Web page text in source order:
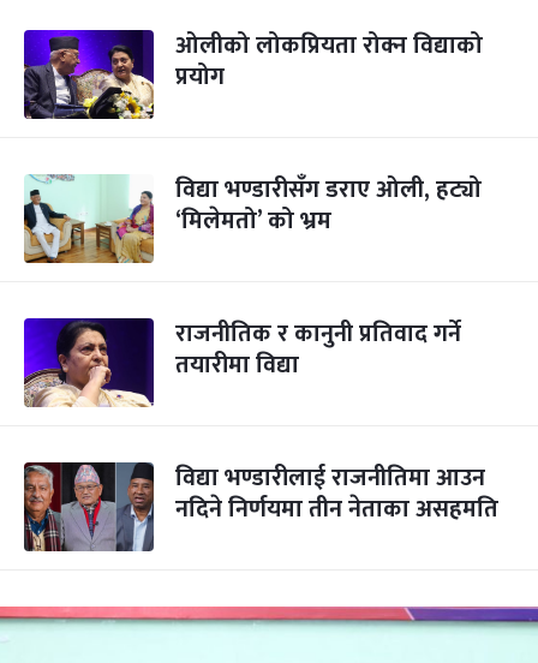
ओलीको लोकप्रियता रोक्न विद्याको
प्रयोग
विद्या भण्डारीसँग डराए ओली, हट्यो
‘मिलेमतो’ को भ्रम
राजनीतिक र कानुनी प्रतिवाद गर्ने
तयारीमा विद्या
विद्या भण्डारीलाई राजनीतिमा आउन
नदिने निर्णयमा तीन नेताका असहमति